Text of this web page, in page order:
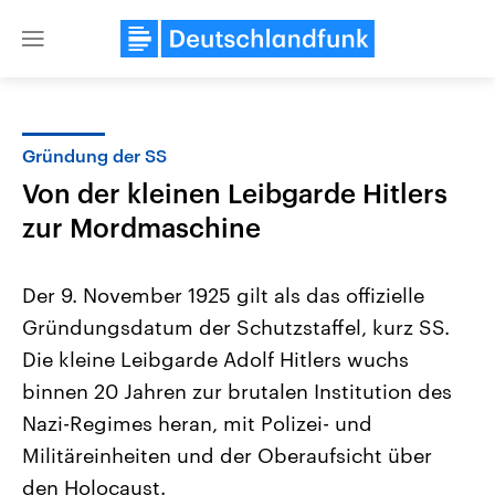
Close
Landtagswahl Sachsen-Anhalt
2026
Alle Informationen
Sachsen-Anhalt wählt am 6.
September 2026 einen neuen
Bundesland von einer Koalition aus
USA
Aktuelle Beiträge,
Hintergründe
gehören die Vereinigten
Gründung der SS
Von der kleinen Leibgarde Hitlers
zur Mordmaschine
Der 9. November 1925 gilt als das offizielle
Gründungsdatum der Schutzstaffel, kurz SS.
Die kleine Leibgarde Adolf Hitlers wuchs
binnen 20 Jahren zur brutalen Institution des
Nazi-Regimes heran, mit Polizei- und
Militäreinheiten und der Oberaufsicht über
den Holocaust.